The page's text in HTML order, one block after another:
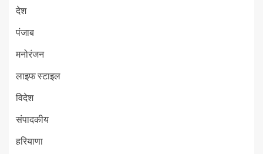
देश
पंजाब
मनोरंजन
लाइफ स्टाइल
विदेश
संपादकीय
हरियाणा